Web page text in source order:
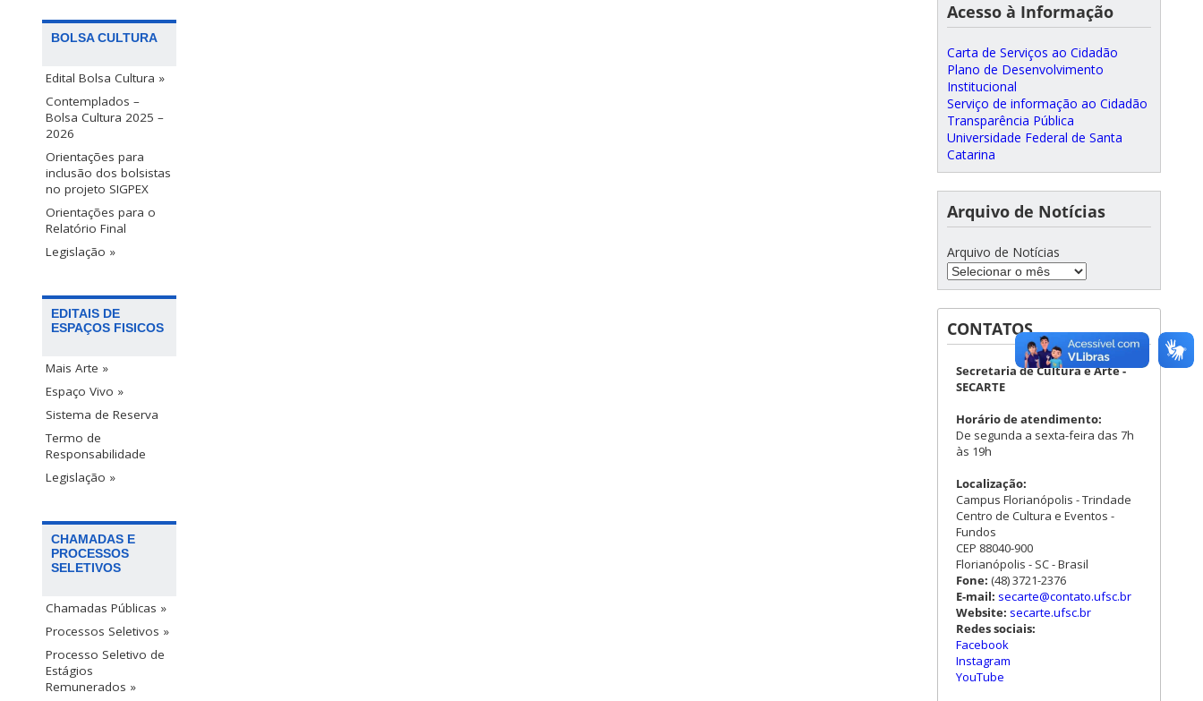
BOLSA CULTURA
Edital Bolsa Cultura »
Contemplados –
Bolsa Cultura 2025 –
2026
Orientações para
inclusão dos bolsistas
no projeto SIGPEX
Orientações para o
Relatório Final
Legislação »
EDITAIS DE
ESPAÇOS FISICOS
Mais Arte »
Espaço Vivo »
Sistema de Reserva
Termo de
Responsabilidade
Legislação »
CHAMADAS E
PROCESSOS
SELETIVOS
Chamadas Públicas »
Processos Seletivos »
Processo Seletivo de
Estágios
Remunerados »
Acesso à Informação
Carta de Serviços ao Cidadão
Plano de Desenvolvimento
Institucional
Serviço de informação ao Cidadão
Transparência Pública
Universidade Federal de Santa
Catarina
Arquivo de Notícias
Arquivo de Notícias
CONTATOS
Secretaria de Cultura e Arte -
SECARTE
Horário de atendimento:
De segunda a sexta-feira das 7h
às 19h
Localização:
Campus Florianópolis - Trindade
Centro de Cultura e Eventos -
Fundos
CEP 88040-900
Florianópolis - SC - Brasil
Fone: (48) 3721-2376
E-mail: secarte@contato.ufsc.br
Website: secarte.ufsc.br
Redes sociais:
Facebook
Instagram
YouTube